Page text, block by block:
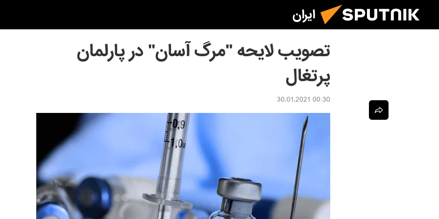
ایران
تصویب لایحه "مرگ آسان" در پارلمان
پرتغال
00:30 30.01.2021